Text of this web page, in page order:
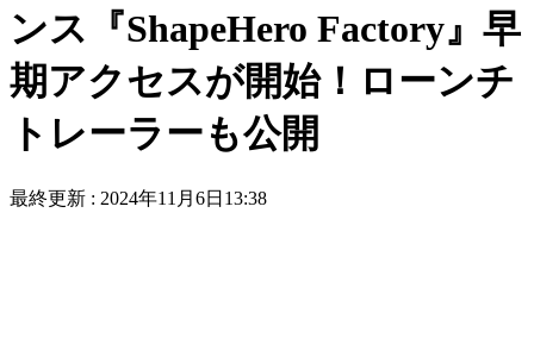
ンス『ShapeHero Factory』早
期アクセスが開始！ローンチ
トレーラーも公開
最終更新 : 2024年11月6日13:38